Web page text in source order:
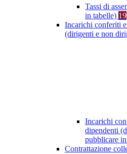
Tassi di
in tabelle) 19
Incarichi conferiti
(dirigenti e non
Incarichi
dipendenti
pubblicare
Contrattazione